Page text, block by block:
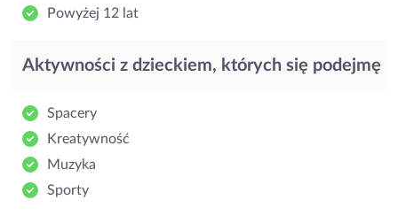
Powyżej 12 lat
Aktywności z dzieckiem, których się podejmę
Spacery
Kreatywność
Muzyka
Sporty